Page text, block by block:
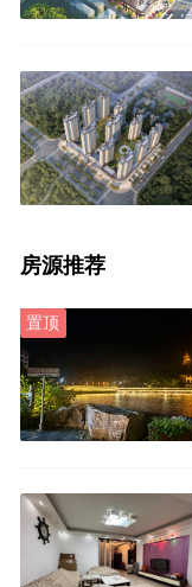
房源推荐
置顶